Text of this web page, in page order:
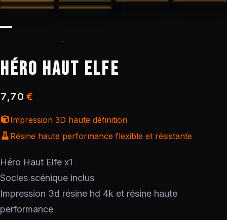
HÉRO HAUT ELFE
7,70 €
Impression 3D haute définition
Résine haute performance flexible et résistante
Héro Haut Elfe x1
Socles scénique inclus
Impression 3d résine hd 4k et résine haute
performance